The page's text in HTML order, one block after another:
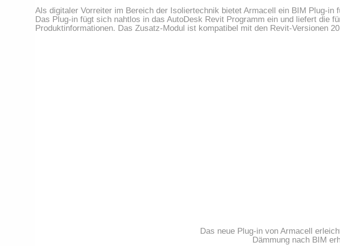
Als digitaler Vorreiter im Bereich der Isoliertechnik bietet Armacell ein BIM Plug-
Das Plug-in fügt sich nahtlos in das AutoDesk Revit Programm ein und liefert die
Produktinformationen. Das Zusatz-Modul ist kompatibel mit den Revit-Versionen
Das neue Plug-in von Armacell
Dämmung nach BIM